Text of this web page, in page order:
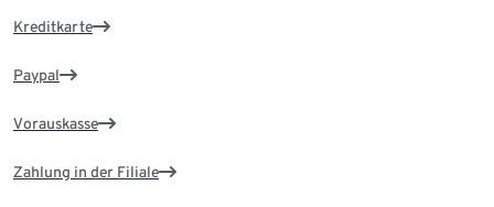
Kreditkarte
Paypal
Vorauskasse
Zahlung in der Filiale